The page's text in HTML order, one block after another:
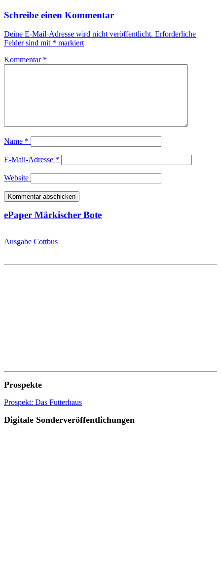
Schreibe einen Kommentar
Deine E-Mail-Adresse wird nicht veröffentlicht. Erforderliche
Felder sind mit * markiert
Kommentar *
Name *
E-Mail-Adresse *
Website
ePaper Märkischer Bote
Ausgabe Cottbus
Prospekte
Prospekt: Das Futterhaus
Digitale Sonderveröffentlichungen